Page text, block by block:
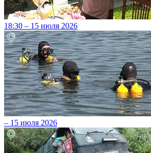
18:30 – 15 июля 2026
– 15 июля 2026